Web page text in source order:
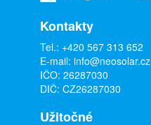
Kontakty
Tel.: +420 567 313 652
E-mail: info@neosolar.cz
IČO: 26287030
DIČ: CZ26287030
Užitočné